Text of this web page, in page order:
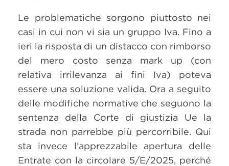
Le problematiche sorgono piuttosto nei
casi in cui non vi sia un gruppo Iva. Fino a
ieri la risposta di un distacco con rimborso
del mero costo senza mark up (con
relativa irrilevanza ai fini Iva) poteva
essere una soluzione valida. Ora a seguito
delle modifiche normative che seguono la
sentenza della Corte di giustizia Ue la
strada non parrebbe più percorribile. Qui
sta invece l’apprezzabile apertura delle
Entrate con la circolare 5/E/2025, perché